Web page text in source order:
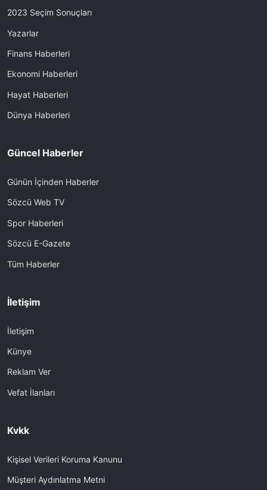
2023 Seçim Sonuçları
Yazarlar
Finans Haberleri
Ekonomi Haberleri
Hayat Haberleri
Dünya Haberleri
Güncel Haberler
Günün İçinden Haberler
Sözcü Web TV
Spor Haberleri
Sözcü E-Gazete
Tüm Haberler
İletişim
İletişim
Künye
Reklam Ver
Vefat İlanları
Kvkk
Kişisel Verileri Koruma Kanunu
Müşteri Aydınlatma Metni